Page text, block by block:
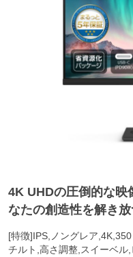
4K UHDの圧倒的な映
なたの創造性を解き放
[特徴]IPS,ノングレア
チルト,高さ調整,スイーベル